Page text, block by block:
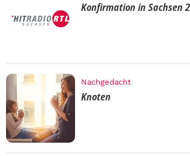
Konfirmation in Sachsen
Nachgedacht
Knoten